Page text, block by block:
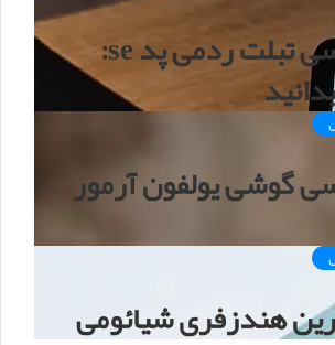
نقد و بررسی تبلت ردمی پد se:
گوشی یولفون آرمور
هندزفری شیائومی